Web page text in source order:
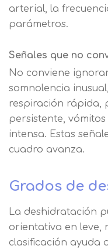
arterial, la
parámetros.
Señales que no
No conviene
somnolencia
respiración rápida,
persistente,
intensa. Estas
cuadro avanza.
Grados de
La deshidratación
orientativa en leve,
clasificación ayuda